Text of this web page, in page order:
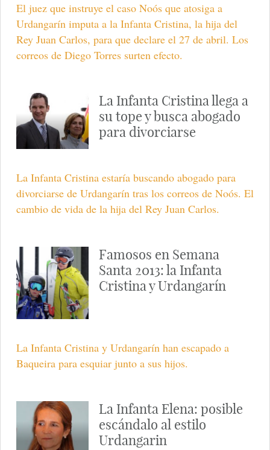
El juez que instruye el caso Noós que atosiga a
Urdangarín imputa a la Infanta Cristina, la hija del
Rey Juan Carlos, para que declare el 27 de abril. Los
correos de Diego Torres surten efecto.
La Infanta Cristina llega a
su tope y busca abogado
para divorciarse
La Infanta Cristina estaría buscando abogado para
divorciarse de Urdangarín tras los correos de Noós. El
cambio de vida de la hija del Rey Juan Carlos.
Famosos en Semana
Santa 2013: la Infanta
Cristina y Urdangarín
La Infanta Cristina y Urdangarín han escapado a
Baqueira para esquiar junto a sus hijos.
La Infanta Elena: posible
escándalo al estilo
Urdangarin